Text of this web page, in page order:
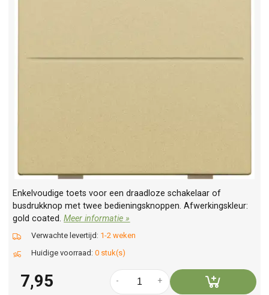
Enkelvoudige toets voor een draadloze schakelaar of
busdrukknop met twee bedieningsknoppen. Afwerkingskleur:
gold coated.Meer informatie »
Verwachte levertijd: 1-2 weken
Huidige voorraad: 0 stuk(s)
7,95 +
-